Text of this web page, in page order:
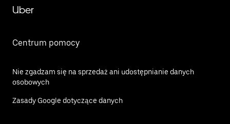
Uber
Centrum pomocy
Nie zgadzam się na sprzedaż ani udostępnianie danych
osobowych
Zasady Google dotyczące danych